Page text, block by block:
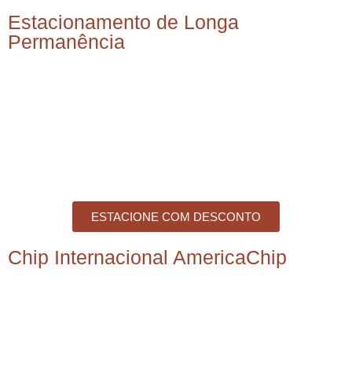
Estacionamento de Longa
Permanência
ESTACIONE COM DESCONTO
Chip Internacional AmericaChip